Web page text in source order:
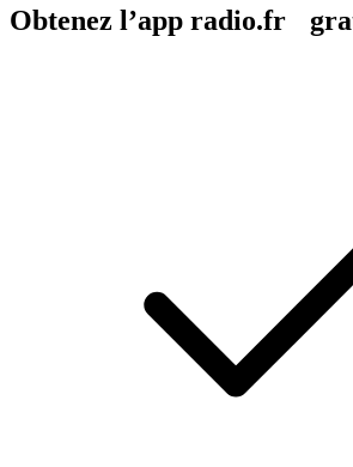
Obtenez l’app radio.fr